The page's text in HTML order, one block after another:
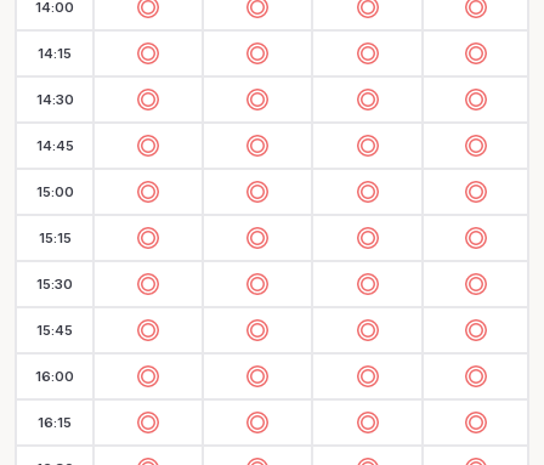
14:00
14:15
14:30
14:45
15:00
15:15
15:30
15:45
16:00
16:15